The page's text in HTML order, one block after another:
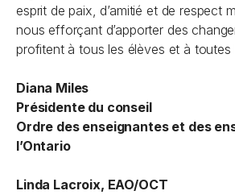
esprit de paix, d’amitié et de respect
nous efforçant d’apporter des
profitent à tous les élèves et à toutes
Diana Miles
Présidente du conseil
Ordre des enseignantes et des
l’Ontario
Linda Lacroix, EAO/OCT